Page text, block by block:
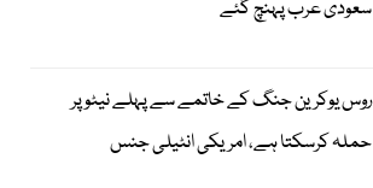
سعودی عرب پہنچ گئے
روس یوکرین جنگ کے خاتمے سے پہلے نیٹو پر
حملہ کرسکتا ہے، امریکی انٹیلی جنس